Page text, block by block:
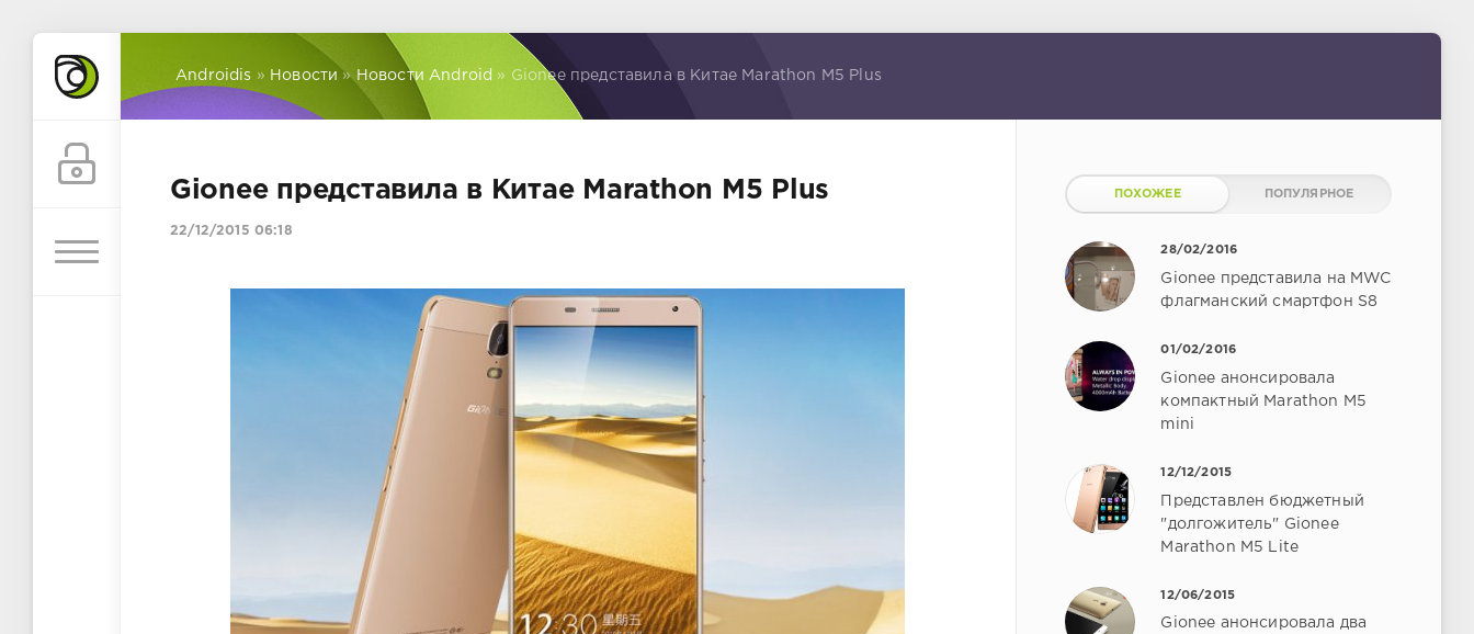
Androidis » Новости » Новости Android » Gionee представила в Китае Marathon M5 Plus
Gionee представила в Китае Marathon M5 Plus
22/12/2015 06:18
ПОХОЖЕЕ ПОПУЛЯРНОЕ
28/02/2016
Gionee представила на MWC
флагманский смартфон S8
01/02/2016
Gionee анонсировала
компактный Marathon M5
mini
12/12/2015
Представлен бюджетный
"долгожитель" Gionee
Marathon M5 Lite
12/06/2015
Gionee анонсировала два